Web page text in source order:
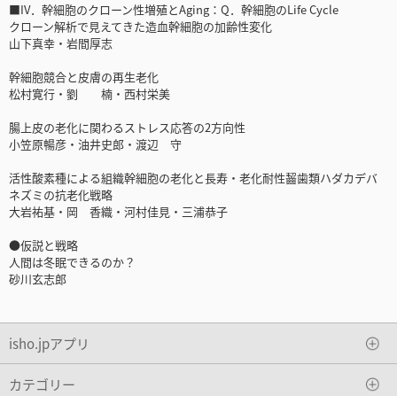
■IV．幹細胞のクローン性増殖とAging：Q．幹細胞のLife Cycle
クローン解析で見えてきた造血幹細胞の加齢性変化
山下真幸・岩間厚志
幹細胞競合と皮膚の再生老化
松村寛行・劉 楠・西村栄美
腸上皮の老化に関わるストレス応答の2方向性
小笠原暢彦・油井史郎・渡辺 守
活性酸素種による組織幹細胞の老化と長寿・老化耐性齧歯類ハダカデバ
ネズミの抗老化戦略
大岩祐基・岡 香織・河村佳見・三浦恭子
●仮説と戦略
人間は冬眠できるのか？
砂川玄志郎
isho.jpアプリ
カテゴリー